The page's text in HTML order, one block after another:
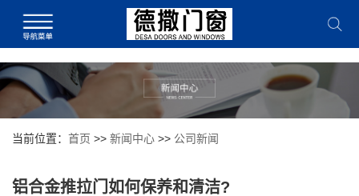
当前位置： 首页 >> 新闻中心 >> 公司新闻
铝合金推拉门如何保养和清洁?